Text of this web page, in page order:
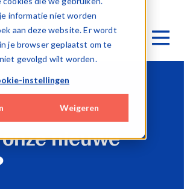
informatie niet worden
aan deze website. Er wordt
je browser geplaatst om te
gevolgd wilt worden.
instellingen
Weigeren
nieuwe